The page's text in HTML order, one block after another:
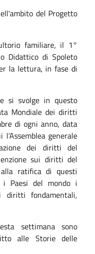
del Progetto
familiare, il 1°
Didattico di Spoleto
la lettura, in fase di
si svolge in questo
Mondiale dei diritti
di ogni anno, data
generale
dei diritti del
sui diritti del
ratifica di questi
Paesi del mondo i
diritti fondamentali,
settimana sono
alle Storie delle